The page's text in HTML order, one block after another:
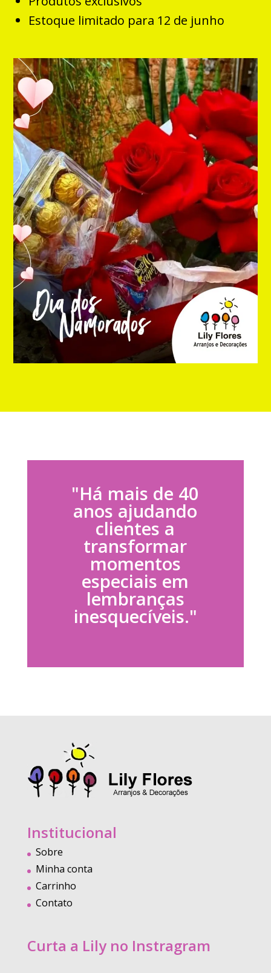
Estoque limitado para 12 de junho
"Há mais de 40
anos ajudando
clientes a
transformar
momentos
especiais em
lembranças
inesquecíveis."
Institucional
Sobre
Minha conta
Carrinho
Contato
Curta a Lily no Instragram